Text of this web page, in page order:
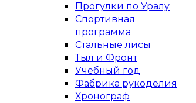
Прогулки по Уралу
Спортивная
программа
Стальные лисы
Тыл и Фронт
Учебный год
Фабрика рукоделия
Хронограф